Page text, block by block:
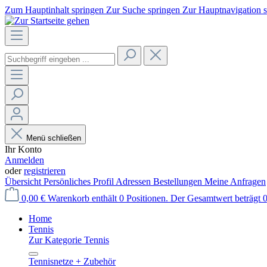
Zum Hauptinhalt springen Zur Suche springen Zur Hauptnavigation
Menü schließen
Ihr Konto
Anmelden
oderregistrieren
Übersicht Persönliches Profil Adressen Bestellungen Meine Anfragen
0,00 € Warenkorb enthält 0 Positionen. Der Gesamtwert beträgt
Home
Tennis
Zur Kategorie Tennis
Tennisnetze + Zubehör